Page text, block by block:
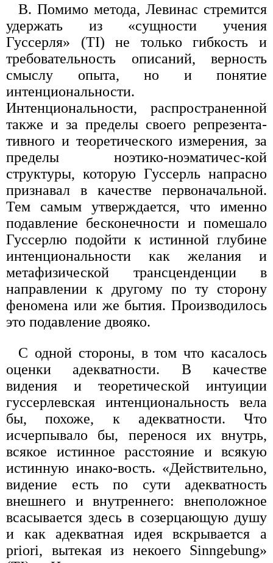
В. Помимо метода, Левинас стремится
удержать из «сущности уче­ния
Гуссерля» (TI) не только гибкость и
требовательность описаний, верность
смыслу опыта, но и понятие
интенциональности.
Интенциональности, распространенной
также и за пределы своего репрезента­
тивного и теоретического измерения, за
пределы ноэтико-ноэматичес-кой
структуры, которую Гуссерль напрасно
признавал в качестве пер­воначальной.
Тем самым утверждается, что именно
подавление бесконечности и помешало
Гуссерлю подойти к истинной глубине
интенциональности как желания и
метафизической трансценденции в
направлении к другому по ту сторону
феномена или же бытия. Произ­водилось
это подавление двояко.
С одной стороны, в том что касалось
оценки адекватности. В ка­честве
видения и теоретической интуиции
гуссерлевская интенциональность вела
бы, похоже, к адекватности. Что
исчерпывало бы, перено­ся их внутрь,
всякое истинное расстояние и всякую
истинную инако-вость. «Действительно,
видение есть по сути адекватность
внешнего и внутреннего: внеположное
всасывается здесь в созерцающую душу
и как адекватная идея вскрывается a
priori, вытекая из некоего Sinngebung»